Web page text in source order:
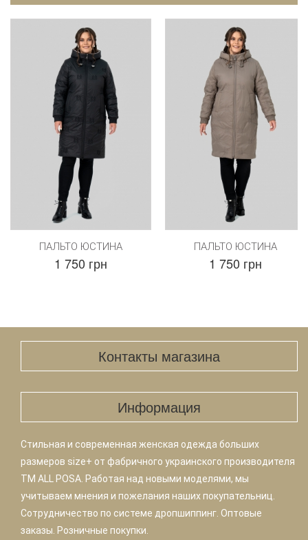
ПАЛЬТО ЮСТИНА
1 750 грн
ПАЛЬТО ЮСТИНА
1 750 грн
Контакты магазина
Информация
Стильная и современная женская одежда больших
размеров size+ от фабричного украинского производителя
TM ALL POSA. Работая над новыми моделями, мы
учитываем мнения и пожелания наших покупательниц.
Сотрудничество по системе дропшиппинг. Оптовые
заказы. Розничные покупки.